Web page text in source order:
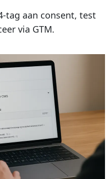
tag aan consent, test
via GTM.